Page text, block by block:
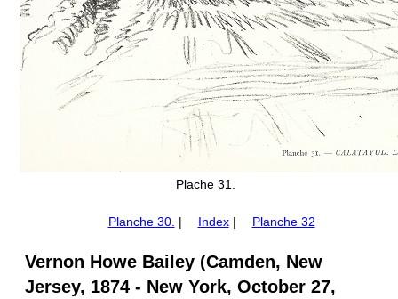
Plache 31.
Planche 30. | Index| Planche 32
Vernon Howe Bailey (Camden, New
Jersey, 1874 - New York, October 27,